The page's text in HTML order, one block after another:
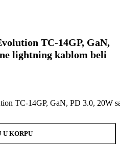
TC-14GP, GaN,
lightning kablom beli
TC-14GP, GaN, PD 3.0, 20W
U KORPU